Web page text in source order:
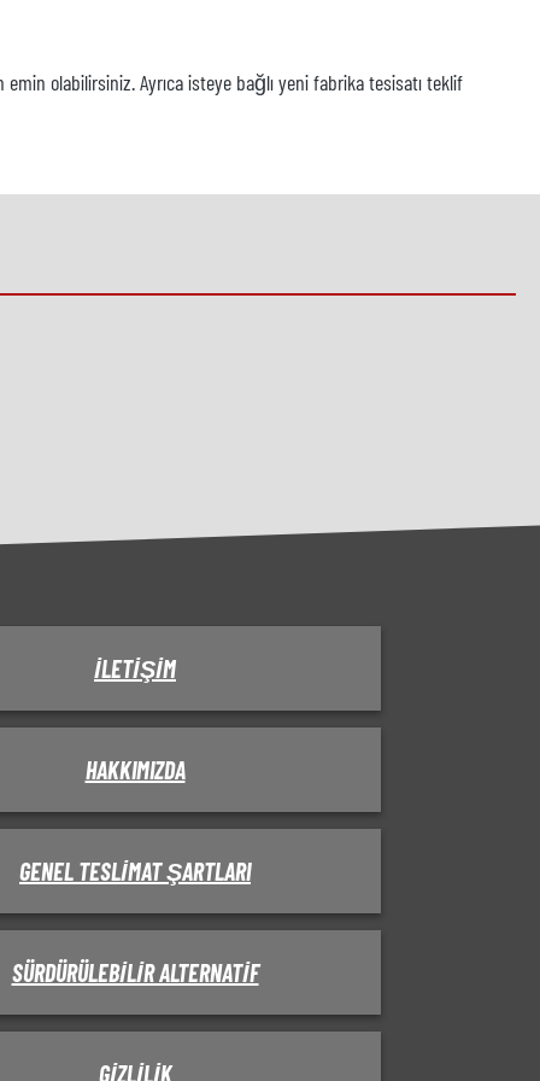
olabilirsiniz. Ayrıca isteye bağlı yeni fabrika tesisatı teklif
İLETIŞIM
HAKKIMIZDA
GENEL TESLIMAT ŞARTLARI
SÜRDÜRÜLEBILIR ALTERNATIF
GIZLILIK